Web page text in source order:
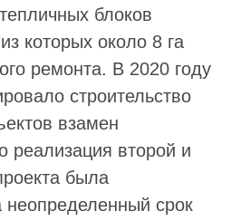
блоков
которых около 8 га
ремонта. В 2020 году
строительство
взамен
реализация второй и
была
неопределенный срок